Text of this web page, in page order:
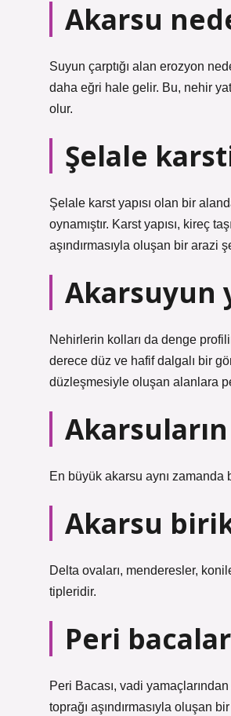
Akarsu
Suyun çarptığı alan erozyon
daha eğri hale gelir. Bu, nehir
olur.
Şelale
Şelale karst yapısı olan bir
oynamıştır. Karst yapısı, kireç
aşındırmasıyla oluşan bir arazi
Akarsuyun
Nehirlerin kolları da denge
derece düz ve hafif dalgalı bir
düzleşmesiyle oluşan alanlara
En büyük akarsu aynı zamanda
Akarsu
Delta ovaları, menderesler,
tipleridir.
Peri
Peri Bacası, vadi
toprağı aşındırmasıyla oluşan